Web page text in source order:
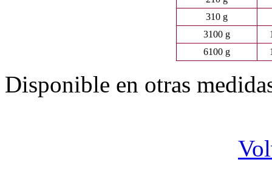
310 g
3100 g
6100 g
Disponible en otras